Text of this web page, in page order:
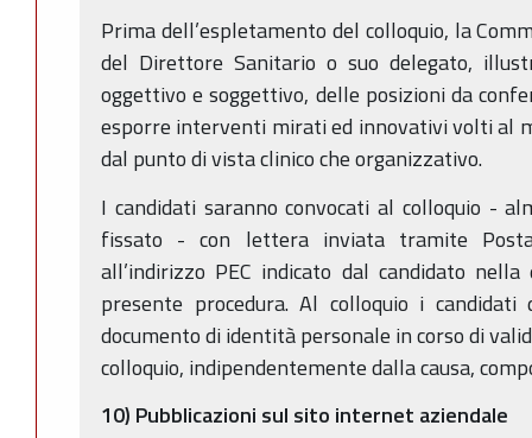
Prima dell’espletamento del colloquio, la
del Direttore Sanitario o suo delegato,
oggettivo e soggettivo, delle posizioni da
esporre interventi mirati ed innovativi volti al
dal punto di vista clinico che organizzativo.
I candidati saranno convocati al colloquio -
fissato - con lettera inviata tramite
all’indirizzo PEC indicato dal candidato
presente procedura. Al colloquio i
documento di identità personale in corso di
colloquio, indipendentemente dalla causa,
10) Pubblicazioni sul sito internet aziendale